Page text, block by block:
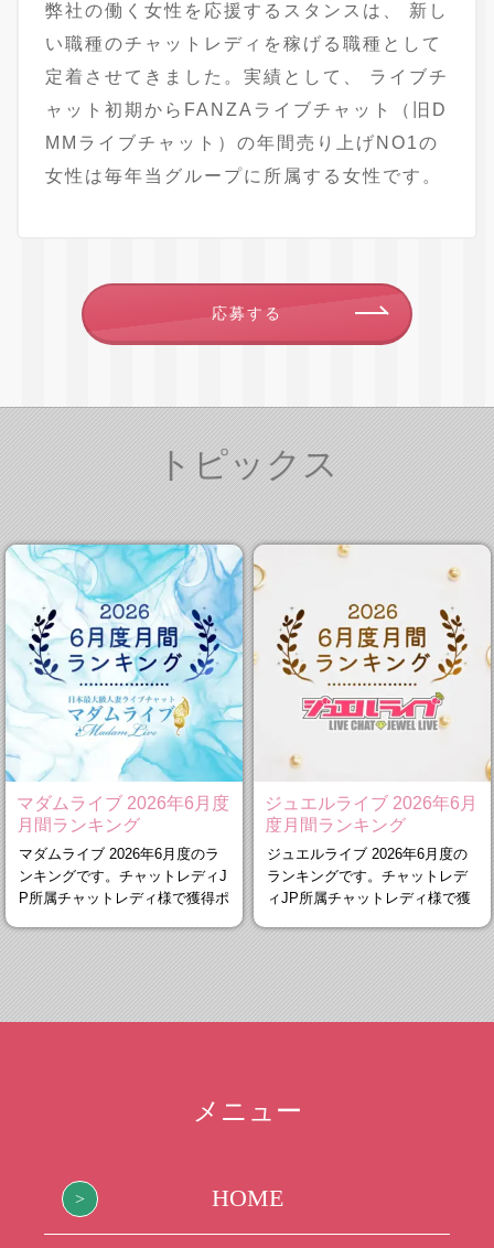
弊社の働く女性を応援するスタンスは、 新し
い職種のチャットレディを稼げる職種として
定着させてきました。実績として、 ライブチ
ャット初期からFANZAライブチャット（旧D
MMライブチャット）の年間売り上げNO1の
女性は毎年当グループに所属する女性です。
応募する
トピックス
マダムライブ 2026年6月度
月間ランキング
マダムライブ 2026年6月度のラ
ンキングです。チャットレディJ
P所属チャットレディ様で獲得ポ
ジュエルライブ 2026年6月
度月間ランキング
ジュエルライブ 2026年6月度の
ランキングです。チャットレデ
ィJP所属チャットレディ様で獲
メニュー
HOME